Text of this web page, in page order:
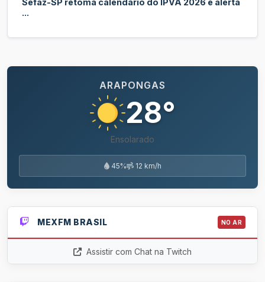
Sefaz-SP retoma calendário do IPVA 2026 e alerta
...
ARAPONGAS
28°
Ensolarado
45% 12 km/h
MEXFM BRASIL NO AR
Assistir com Chat na Twitch